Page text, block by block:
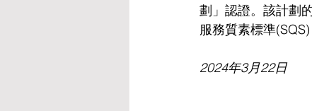
劃」認證。該計劃
服務質素標準
2024年3月22日